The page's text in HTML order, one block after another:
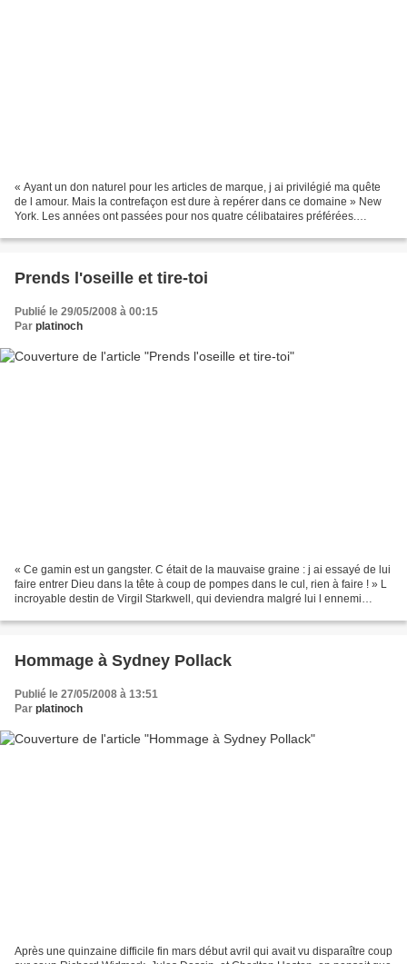
« Ayant un don naturel pour les articles de marque, j ai privilégié ma quête
de l amour. Mais la contrefaçon est dure à repérer dans ce domaine » New
York. Les années ont passées pour nos quatre célibataires préférées.
Prends l'oseille et tire-toi
Publié le 29/05/2008 à 00:15
Par platinoch
« Ce gamin est un gangster. C était de la mauvaise graine : j ai essayé de lui
faire entrer Dieu dans la tête à coup de pompes dans le cul, rien à faire ! » L
incroyable destin de Virgil Starkwell, qui deviendra malgré lui l ennemi
Hommage à Sydney Pollack
Publié le 27/05/2008 à 13:51
Par platinoch
Après une quinzaine difficile fin mars début avril qui avait vu disparaître coup